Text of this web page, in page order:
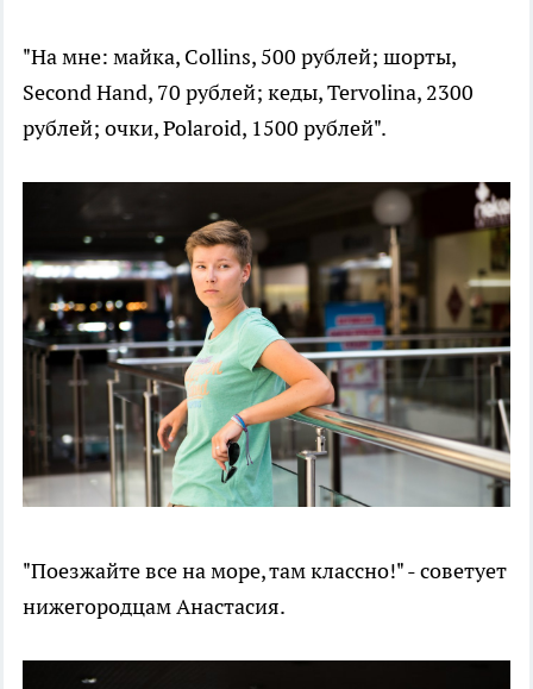
"На мне: майка, Collins, 500 рублей; шорты,
Second Hand, 70 рублей; кеды, Tervolina, 2300
рублей; очки, Polaroid, 1500 рублей".
"Поезжайте все на море, там классно!" - советует
нижегородцам Анастасия.